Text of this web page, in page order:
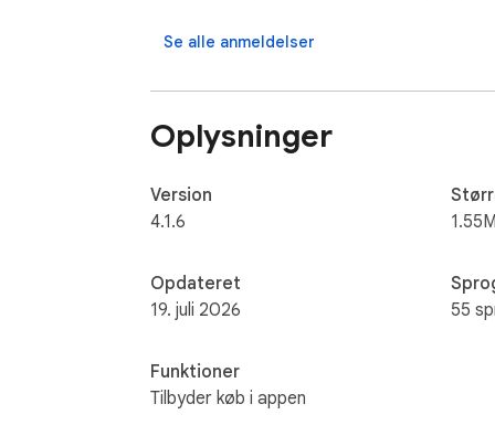
🌐 Globalt servernetværk - Få adgang til
🪶 Letvægts - Designet til at være
👍 Let at bruge - Simpelt og rent design der
💬 Hurtig support - Vores venlige og
🗺️ Spoof geolokation - Spoof HTML5
📡 Deaktiver WebRTC - Forhindrer din
🚀 Brugsscenarier 🚀
Se alle anmeldelser
Oplysninger
Version
4.1.6
Opdateret
19. juli 2026
Funktioner
Tilbyder køb i appen
55